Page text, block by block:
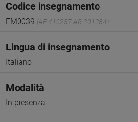
Codice insegnamento
FM0039 (AF:410237 AR:201284)
Lingua di insegnamento
Italiano
Modalità
In presenza